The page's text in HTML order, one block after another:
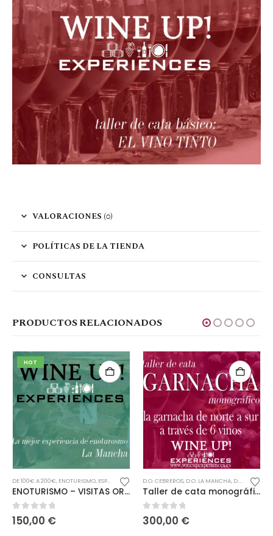
VALORACIONES (0)
POLÍTICAS DE LA TIENDA
CONSULTAS
PRODUCTOS RELACIONADOS
HOT
DE 100€ A 200€, ENOTURISMO, ESPAÑA
ENOTURISMO – VISITAS ORGANIZADAS AL CORAZÓN DE LA MANCHA
0 out of 5
150,00 €
D.O. CEBREROS, D.O. LA MANCHA, D.O. NAVARRA
Taller de cata monográfico GARNACHA
0out of 5
300,00 €